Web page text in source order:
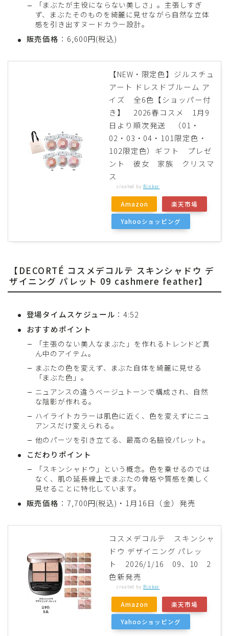
「まぶたが主役にならない美しさ」。主張しすぎ
ず、まぶたそのものを綺麗に見せながら自然な立体
感を引き出すヌードカラー設計。
販売価格 ：6,600円(税込)
【NEW・限定色】ジルスチュ
アート ドレスドブルーム ア
イズ 全6色【ショッパー付
き】 2026春コスメ 1月9
日より順次発送 （01・
02・03・04・101限定色・
102限定色）ギフト プレゼ
ント 彼女 家族 クリスマ
ス
created by Rinker
Amazon 楽天市場
Yahooショッピング
【DECORTÉ コスメデコルテ スキンシャドウ デ
ザイニング パレット 09 cashmere feather】
登場タイムスケジュール ：4:52
おすすめポイント
「主張のない美人なまぶた」を作れるトレンドど真
ん中のアイテム。
まぶたの色を変えず、まぶた自体を綺麗に見せる
「まぶた色」。
ニュアンスの違うベージュトーンで構成され、自然
な陰影が作れる。
ハイライトカラーは肌色に近く、色を変えずにニュ
アンスだけ変えられる。
他のパーツを引き立てる、最高の名脇役パレット。
こだわりポイント
「スキンシャドウ」という概念。色を乗せるのでは
なく、肌の延長線上でまぶたの骨格や質感を美しく
見せることに特化しています。
販売価格 ：7,700円(税込)・1月16日（金）発売
コスメデコルテ スキンシャ
ドウ デザイニング パレッ
ト 2026/1/16 09、10 2
色新発売
created by Rinker
Amazon 楽天市場
Yahooショッピング